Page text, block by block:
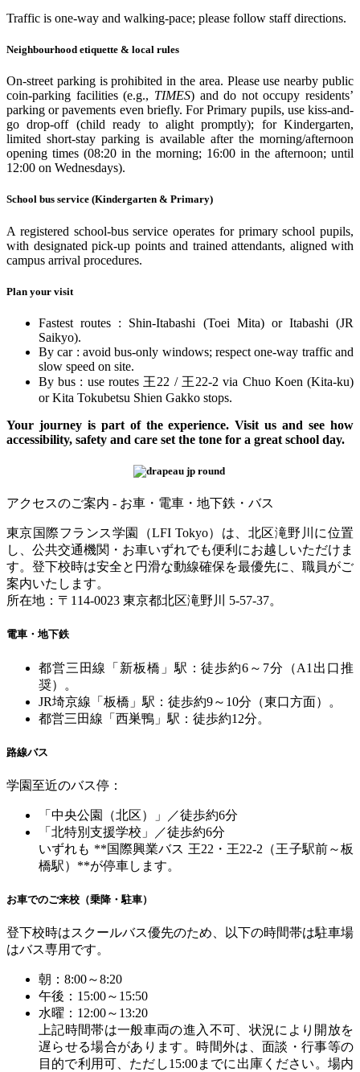
Traffic is one-way and walking-pace; please follow staff directions.
Neighbourhood etiquette & local rules
On-street parking is prohibited in the area. Please use nearby public
coin-parking facilities (e.g., TIMES) and do not occupy residents’
parking or pavements even briefly. For Primary pupils, use kiss-and-
go drop-off (child ready to alight promptly); for Kindergarten,
limited short-stay parking is available after the morning/afternoon
opening times (08:20 in the morning; 16:00 in the afternoon; until
12:00 on Wednesdays).
School bus service (Kindergarten & Primary)
A registered school-bus service operates for primary school pupils,
with designated pick-up points and trained attendants, aligned with
campus arrival procedures.
Plan your visit
Fastest routes : Shin-Itabashi (Toei Mita) or Itabashi (JR
Saikyo).
By car : avoid bus-only windows; respect one-way traffic and
slow speed on site.
By bus : use routes 王22 / 王22-2 via Chuo Koen (Kita-ku)
or Kita Tokubetsu Shien Gakko stops.
Your journey is part of the experience. Visit us and see how
accessibility, safety and care set the tone for a great school day.
アクセスのご案内 - お車・電車・地下鉄・バス
東京国際フランス学園（LFI Tokyo）は、北区滝野川に位置
し、公共交通機関・お車いずれでも便利にお越しいただけま
す。登下校時は安全と円滑な動線確保を最優先に、職員がご
案内いたします。
所在地：〒 114-0023 東京都北区滝野川 5-57-37。
電車・地下鉄
都営三田線「新板橋」駅：徒歩約6 ～ 7分（A1 出口推
奨）。
JR埼京線「板橋」駅：徒歩約9～ 10分（東口方面）。
都営三田線「西巣鴨」駅：徒歩約12分。
路線バス
学園至近のバス停：
「中央公園（北区）」／徒歩約6分
「北特別支援学校」／徒歩約6分
いずれも **国際興業バス 王22 ・王22-2 （王子駅前～板
橋駅） **が停車します。
お車でのご来校（乗降・駐車）
登下校時はスクールバス優先のため、以下の時間帯は駐車場
はバス専用です。
朝： 8:00～8:20
午後： 15:00～ 15:50
水曜： 12:00～ 13:20
上記時間帯は一般車両の進入不可、状況により開放を
遅らせる場合があります。時間外は、面談・行事等の
目的で利用可、ただし15:00までに出庫ください。場内